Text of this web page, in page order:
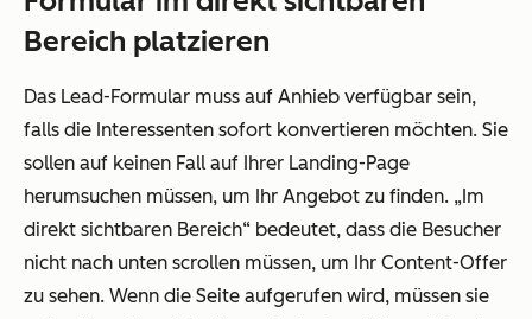
Bereich platzieren
Das Lead-Formular muss auf Anhieb verfügbar sein,
falls die Interessenten sofort konvertieren möchten. Sie
sollen auf keinen Fall auf Ihrer Landing-Page
herumsuchen müssen, um Ihr Angebot zu finden. „Im
direkt sichtbaren Bereich“ bedeutet, dass die Besucher
nicht nach unten scrollen müssen, um Ihr Content-Offer
zu sehen. Wenn die Seite aufgerufen wird, müssen sie